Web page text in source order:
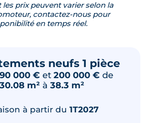
les prix peuvent varier selon la
contactez-nous pour
en temps réel.
neufs 1 pièce
000 € et 200 000 € de
30.08 m² à 38.3 m²
à partir du 1T2027